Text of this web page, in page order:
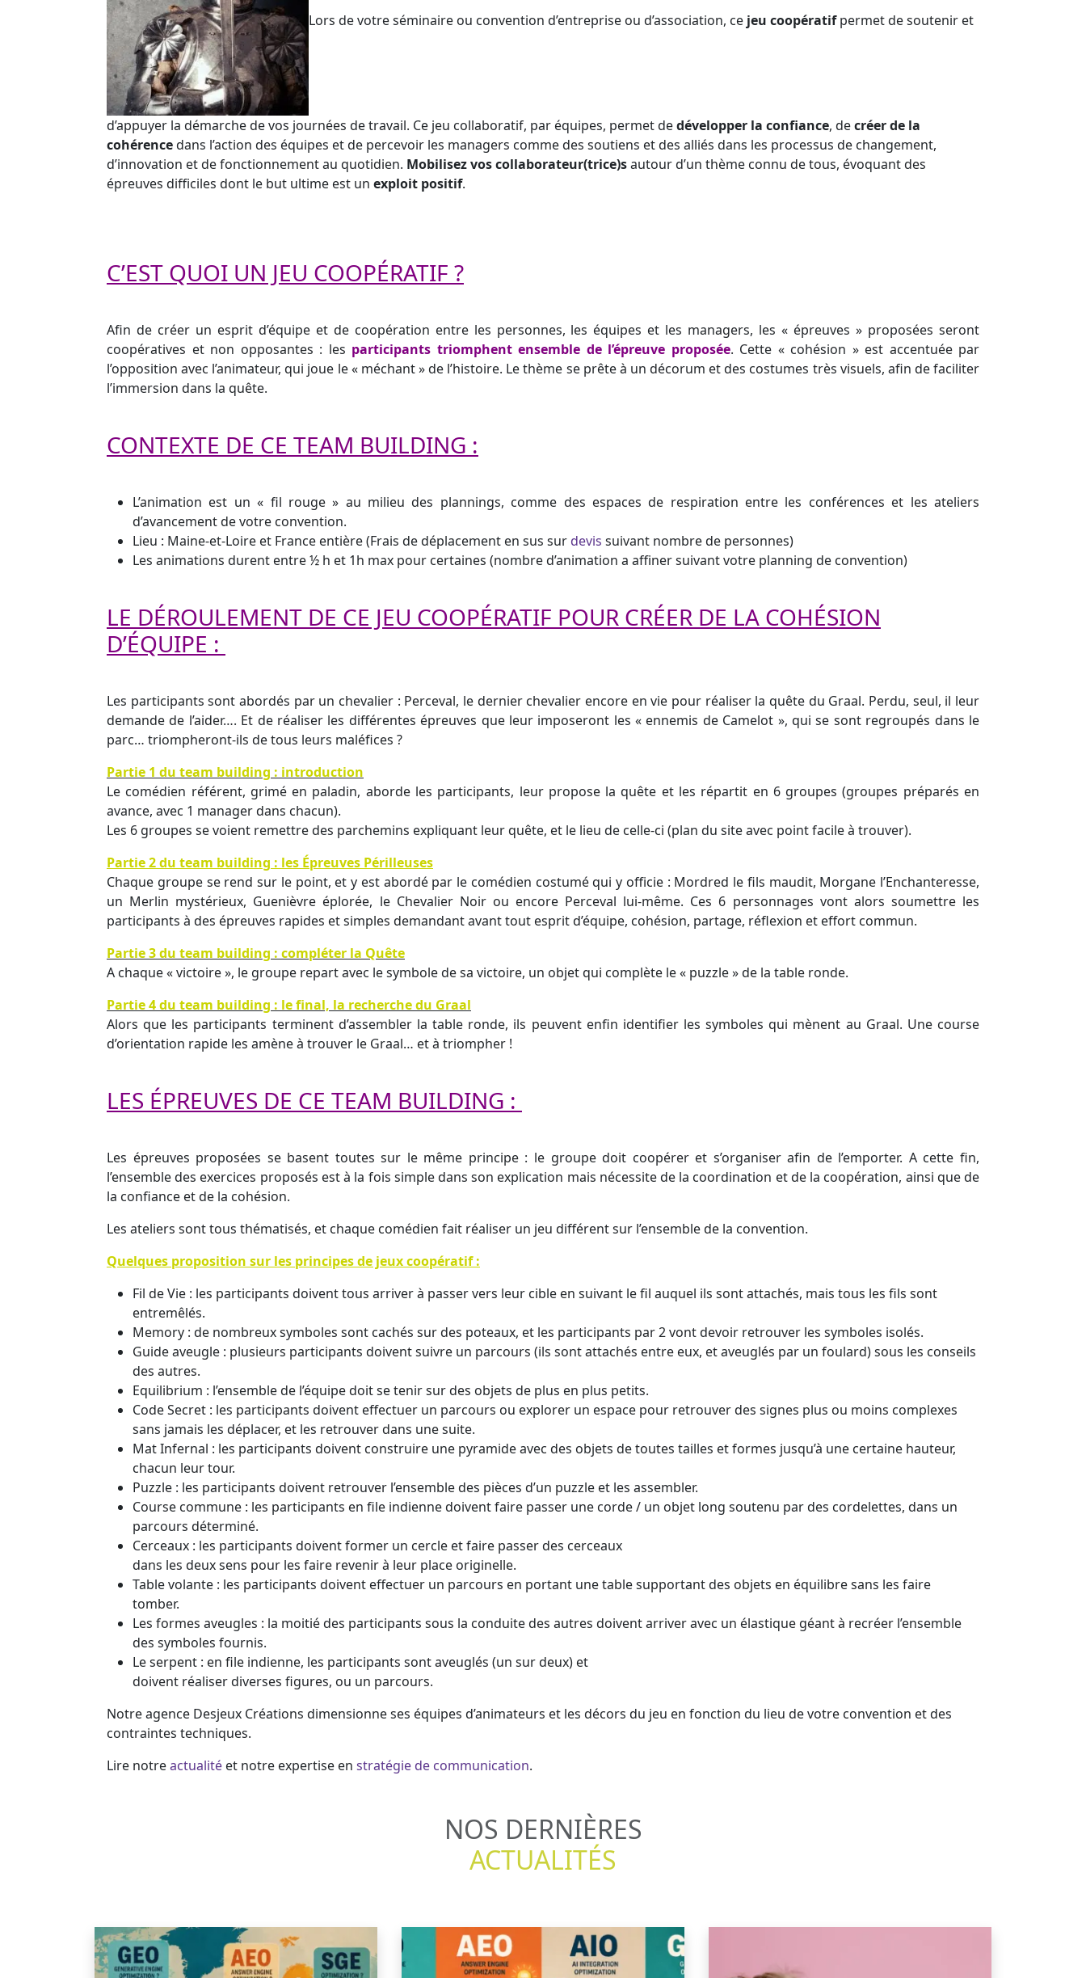
Lors de votre séminaire ou convention d’entreprise ou d’association, ce jeu coopératifpermet de soutenir et
d’appuyer la démarche de vos journées de travail. Ce jeu collaboratif, par équipes, permet dedévelopper la confiance, decréer de la
cohérencedans l’action des équipes et de percevoir les managers comme des soutiens et des alliés dans les processus de changement,
d’innovation et de fonctionnement au quotidien. Mobilisez vos collaborateur(trice)sautour d’un thème connu de tous, évoquant des
épreuves difficiles dont le but ultime est un exploit positif.
C’EST QUOI UN JEU COOPÉRATIF ?
Afin de créer un esprit d’équipe et de coopération entre les personnes, les équipes et les managers, les « épreuves » proposées seront
coopératives et non opposantes : les participants triomphent ensemble de l’épreuve proposée. Cette « cohésion » est accentuée par
l’opposition avec l’animateur, qui joue le « méchant » de l’histoire. Le thème se prête à un décorum et des costumes très visuels, afin de faciliter
l’immersion dans la quête.
CONTEXTE DE CE TEAM BUILDING :
L’animation est un « fil rouge » au milieu des plannings, comme des espaces de respiration entre les conférences et les ateliers
d’avancement de votre convention.
Lieu : Maine-et-Loire et France entière (Frais de déplacement en sus sur devis suivant nombre de personnes)
Les animations durent entre ½ h et 1h max pour certaines (nombre d’animation a affiner suivant votre planning de convention)
LE DÉROULEMENT DE CE JEU COOPÉRATIF POUR CRÉER DE LA COHÉSION
D’ÉQUIPE :
Les participants sont abordés par un chevalier : Perceval, le dernier chevalier encore en vie pour réaliser la quête du Graal. Perdu, seul, il leur
demande de l’aider…. Et de réaliser les différentes épreuves que leur imposeront les « ennemis de Camelot », qui se sont regroupés dans le
parc… triompheront-ils de tous leurs maléfices ?
Partie 1 du team building : introduction
Le comédien référent, grimé en paladin, aborde les participants, leur propose la quête et les répartit en 6 groupes (groupes préparés en
avance, avec 1 manager dans chacun).
Les 6 groupes se voient remettre des parchemins expliquant leur quête, et le lieu de celle-ci (plan du site avec point facile à trouver).
Partie 2 du team building : les Épreuves Périlleuses
Chaque groupe se rend sur le point, et y est abordé par le comédien costumé qui y officie : Mordred le fils maudit, Morgane l’Enchanteresse,
un Merlin mystérieux, Guenièvre éplorée, le Chevalier Noir ou encore Perceval lui-même. Ces 6 personnages vont alors soumettre les
participants à des épreuves rapides et simples demandant avant tout esprit d’équipe, cohésion, partage, réflexion et effort commun.
Partie 3 du team building : compléter la Quête
A chaque « victoire », le groupe repart avec le symbole de sa victoire, un objet qui complète le « puzzle » de la table ronde.
Partie 4 du team building : le final, la recherche du Graal
Alors que les participants terminent d’assembler la table ronde, ils peuvent enfin identifier les symboles qui mènent au Graal. Une course
d’orientation rapide les amène à trouver le Graal… et à triompher !
LES ÉPREUVES DE CE TEAM BUILDING :
Les épreuves proposées se basent toutes sur le même principe : le groupe doit coopérer et s’organiser afin de l’emporter. A cette fin,
l’ensemble des exercices proposés est à la fois simple dans son explication mais nécessite de la coordination et de la coopération, ainsi que de
la confiance et de la cohésion.
Les ateliers sont tous thématisés, et chaque comédien fait réaliser un jeu différent sur l’ensemble de la convention.
Quelques proposition sur les principes de jeux coopératif :
Fil de Vie : les participants doivent tous arriver à passer vers leur cible en suivant le fil auquel ils sont attachés, mais tous les fils sont
entremêlés.
Memory : de nombreux symboles sont cachés sur des poteaux, et les participants par 2 vont devoir retrouver les symboles isolés.
Guide aveugle : plusieurs participants doivent suivre un parcours (ils sont attachés entre eux, et aveuglés par un foulard) sous les conseils
des autres.
Equilibrium : l’ensemble de l’équipe doit se tenir sur des objets de plus en plus petits.
Code Secret : les participants doivent effectuer un parcours ou explorer un espace pour retrouver des signes plus ou moins complexes
sans jamais les déplacer, et les retrouver dans une suite.
Mat Infernal : les participants doivent construire une pyramide avec des objets de toutes tailles et formes jusqu’à une certaine hauteur,
chacun leur tour.
Puzzle : les participants doivent retrouver l’ensemble des pièces d’un puzzle et les assembler.
Course commune : les participants en file indienne doivent faire passer une corde / un objet long soutenu par des cordelettes, dans un
parcours déterminé.
Cerceaux : les participants doivent former un cercle et faire passer des cerceaux
dans les deux sens pour les faire revenir à leur place originelle.
Table volante : les participants doivent effectuer un parcours en portant une table supportant des objets en équilibre sans les faire
tomber.
Les formes aveugles : la moitié des participants sous la conduite des autres doivent arriver avec un élastique géant à recréer l’ensemble
des symboles fournis.
Le serpent : en file indienne, les participants sont aveuglés (un sur deux) et
doivent réaliser diverses figures, ou un parcours.
Notre agence Desjeux Créations dimensionne ses équipes d’animateurs et les décors du jeu en fonction du lieu de votre convention et des
contraintes techniques.
Lire notreactualité et notre expertise en stratégie de communication.
NOS DERNIÈRES
ACTUALITÉS